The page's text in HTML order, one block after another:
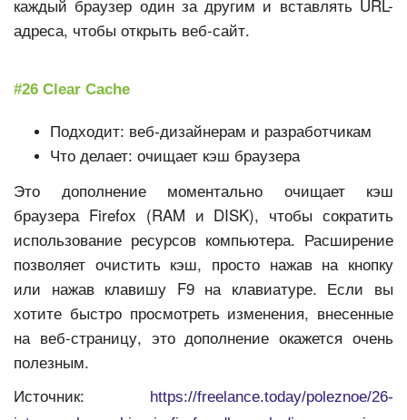
каждый браузер один за другим и вставлять URL-
адреса, чтобы открыть веб-сайт.
#26 Clear Cache
Подходит: веб-дизайнерам и разработчикам
Что делает: очищает кэш браузера
Это дополнение моментально очищает кэш
браузера Firefox (RAM и DISK), чтобы сократить
использование ресурсов компьютера. Расширение
позволяет очистить кэш, просто нажав на кнопку
или нажав клавишу F9 на клавиатуре. Если вы
хотите быстро просмотреть изменения, внесенные
на веб-страницу, это дополнение окажется очень
полезным.
Источник:
https://freelance.today/poleznoe/26-